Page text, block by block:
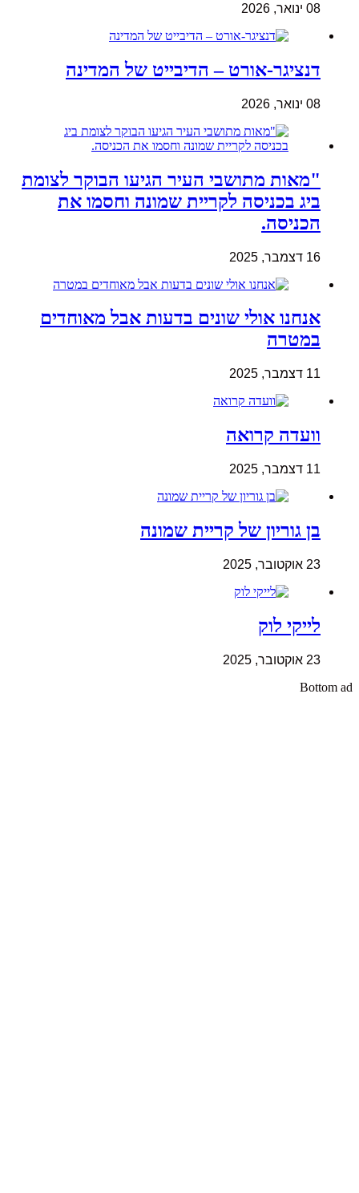
08 ינואר, 2026
דנציגר-אורט – הדיבייט של המדינה
08 ינואר, 2026
"מאות מתושבי העיר הגיעו הבוקר לצומת
ביג בכניסה לקריית שמונה וחסמו את
הכניסה.
16 דצמבר, 2025
אנחנו אולי שונים בדעות אבל מאוחדים
במטרה
11 דצמבר, 2025
וועדה קרואה
11 דצמבר, 2025
בן גוריון של קריית שמונה
23 אוקטובר, 2025
לייקי לוק
23 אוקטובר, 2025
Bottom ad